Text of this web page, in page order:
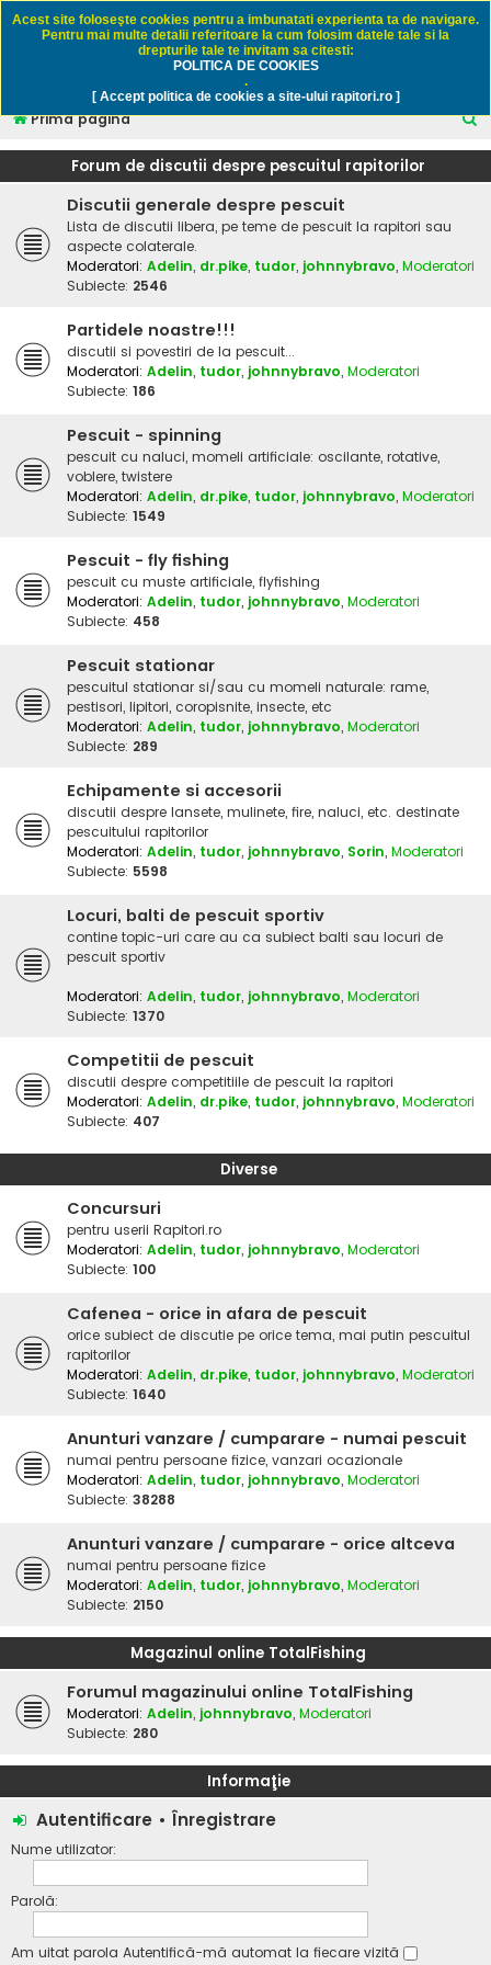
Rapitori.ro - Pescuit sportiv
Prima pagină
C
ă
Forum de discutii despre pescuitul rapitorilor
Discutii generale despre pescuit
Lista de discutii libera, pe teme de pescuit la rapitori sau
aspecte colaterale.
Moderatori: Adelin, dr.pike, tudor, johnnybravo, Moderatori
Subiecte: 2546
Partidele noastre!!!
discutii si povestiri de la pescuit...
Moderatori: Adelin, tudor, johnnybravo, Moderatori
Subiecte: 186
Pescuit - spinning
pescuit cu naluci, momeli artificiale: oscilante, rotative,
voblere, twistere
Moderatori: Adelin, dr.pike, tudor, johnnybravo, Moderatori
Subiecte: 1549
Pescuit - fly fishing
pescuit cu muste artificiale, flyfishing
Moderatori: Adelin, tudor, johnnybravo, Moderatori
Subiecte: 458
Pescuit stationar
pescuitul stationar si/sau cu momeli naturale: rame,
pestisori, lipitori, coropisnite, insecte, etc
Moderatori: Adelin, tudor, johnnybravo, Moderatori
Subiecte: 289
Echipamente si accesorii
discutii despre lansete, mulinete, fire, naluci, etc. destinate
pescuitului rapitorilor
Moderatori: Adelin, tudor, johnnybravo, Sorin, Moderatori
Subiecte: 5598
Locuri, balti de pescuit sportiv
contine topic-uri care au ca subiect balti sau locuri de
pescuit sportiv
Moderatori: Adelin, tudor, johnnybravo, Moderatori
Subiecte: 1370
Competitii de pescuit
discutii despre competitiile de pescuit la rapitori
Moderatori: Adelin, dr.pike, tudor, johnnybravo, Moderatori
Subiecte: 407
Diverse
Concursuri
pentru userii Rapitori.ro
Moderatori: Adelin, tudor, johnnybravo, Moderatori
Subiecte: 100
Cafenea - orice in afara de pescuit
orice subiect de discutie pe orice tema, mai putin pescuitul
rapitorilor
Moderatori: Adelin, dr.pike, tudor, johnnybravo, Moderatori
Subiecte: 1640
Anunturi vanzare / cumparare - numai pescuit
numai pentru persoane fizice, vanzari ocazionale
Moderatori: Adelin, tudor, johnnybravo, Moderatori
Subiecte: 38288
Anunturi vanzare / cumparare - orice altceva
numai pentru persoane fizice
Moderatori: Adelin, tudor, johnnybravo, Moderatori
Subiecte: 2150
Magazinul online TotalFishing
Forumul magazinului online TotalFishing
Moderatori: Adelin, johnnybravo, Moderatori
Subiecte: 280
Informaţie
Autentificare • Înregistrare
Nume utilizator:
Parolă:
Am uitat parola Autentifică-mă automat la fiecare vizită
Acest site foloseşte cookies pentru a imbunatati experienta ta de navigare.
Pentru mai multe detalii referitoare la cum folosim datele tale si la
drepturile tale te invitam sa citesti:
POLITICA DE COOKIES
.
[ Accept politica de cookies a site-ului rapitori.ro ]